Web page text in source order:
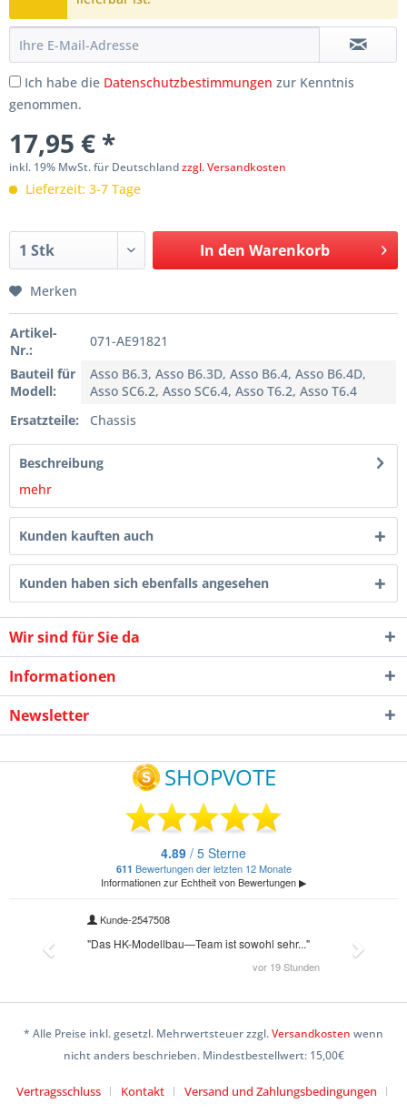
Ich habe die Datenschutzbestimmungen zur Kenntnis
genommen.
17,95 € *
inkl. 19% MwSt. für Deutschlandzzgl. Versandkosten
Lieferzeit: 3-7 Tage
In den Warenkorb
Merken
Artikel-
Nr.:
071-AE91821
Bauteil für
Modell:
Asso B6.3, Asso B6.3D, Asso B6.4, Asso B6.4D,
Asso SC6.2, Asso SC6.4, Asso T6.2, Asso T6.4
Ersatzteile:
Chassis
Beschreibung
mehr
Kunden kauften auch
Kunden haben sich ebenfalls angesehen
Wir sind für Sie da
Informationen
Newsletter
* Alle Preise inkl. gesetzl. Mehrwertsteuer zzgl.Versandkosten wenn
nicht anders beschrieben. Mindestbestellwert: 15,00€
Vertragsschluss Kontakt
Versand und Zahlungsbedingungen